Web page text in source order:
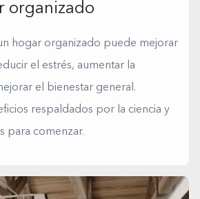
organizado
hogar organizado puede mejorar
el estrés, aumentar la
el bienestar general.
respaldados por la ciencia y
para comenzar.